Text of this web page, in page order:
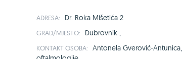
ADRESA: Dr. Roka Mišetića 2
GRAD/MJESTO: Dubrovnik ,
KONTAKT OSOBA:
Antonela Gverović-